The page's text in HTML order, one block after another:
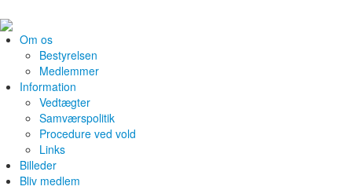
Om os
Bestyrelsen
Medlemmer
Information
Vedtægter
Samværspolitik
Procedure ved vold
Links
Billeder
Bliv medlem